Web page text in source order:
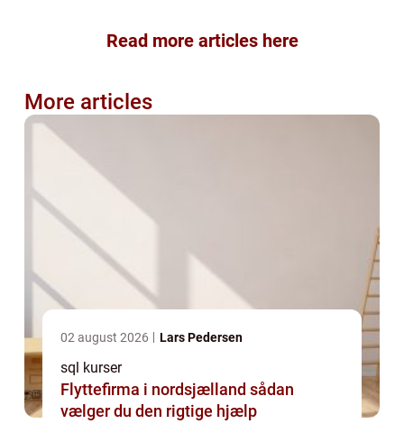
Read more articles here
More articles
02 august 2026 Lars Pedersen
sql kurser
Flyttefirma i nordsjælland sådan
vælger du den rigtige hjælp